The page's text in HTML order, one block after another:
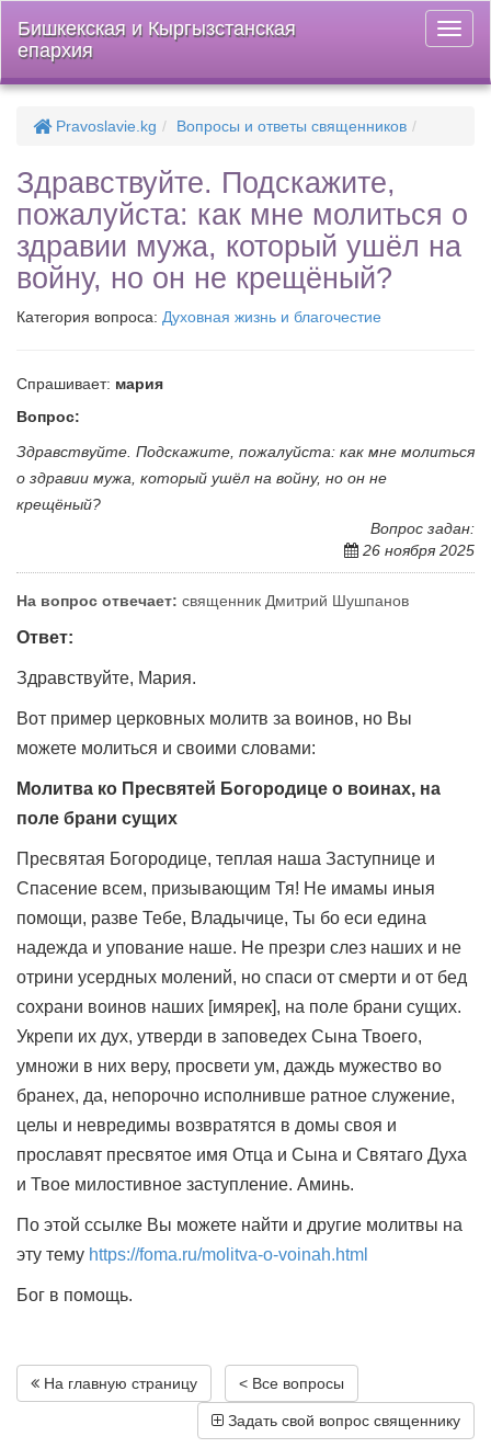
меню
Бишкекская и Кыргызстанская
епархия
Pravoslavie.kg Вопросы и ответы священников
Здравствуйте. Подскажите,
пожалуйста: как мне молиться о
здравии мужа, который ушёл на
войну, но он не крещёный?
Категория вопроса: Духовная жизнь и благочестие
Спрашивает: мария
Вопрос:
Здравствуйте. Подскажите, пожалуйста: как мне молиться
о здравии мужа, который ушёл на войну, но он не
крещёный?
Вопрос задан:
26 ноября 2025
На вопрос отвечает: священник Дмитрий Шушпанов
Ответ:
Здравствуйте, Мария.
Вот пример церковных молитв за воинов, но Вы
можете молиться и своими словами:
Молитва ко Пресвятей Богородице о воинах, на
поле брани сущих
Пресвятая Богородице, теплая наша Заступнице и
Спасение всем, призывающим Тя! Не имамы иныя
помощи, разве Тебе, Владычице, Ты бо еси едина
надежда и упование наше. Не презри слез наших и не
отрини усердных молений, но спаси от смерти и от бед
сохрани воинов наших [имярек], на поле брани сущих.
Укрепи их дух, утверди в заповедех Сына Твоего,
умножи в них веру, просвети ум, даждь мужество во
бранех, да, непорочно исполнивше ратное служение,
целы и невредимы возвратятся в домы своя и
прославят пресвятое имя Отца и Сына и Святаго Духа
и Твое милостивное заступление. Аминь.
По этой ссылке Вы можете найти и другие молитвы на
эту тему https://foma.ru/molitva-o-voinah.html
Бог в помощь.
На главную страницу < Все вопросы
Задать свой вопрос священнику